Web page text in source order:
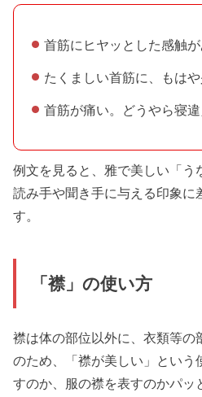
首筋にヒヤッとした感触が
たくましい首筋に、もはや
首筋が痛い。どうやら寝違
例文を見ると、雅で美しい「う
読み手や聞き手に与える印象に
す。
「襟」の使い方
襟は体の部位以外に、衣類等の
のため、「襟が美しい」という
すのか、服の襟を表すのかパッ